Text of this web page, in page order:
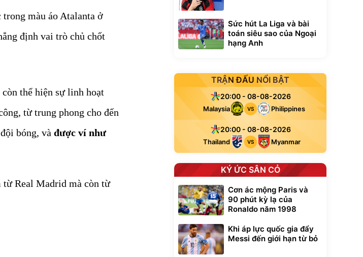
trong màu áo Atalanta ở
định vai trò chủ chốt
còn thể hiện sự linh hoạt
từ trung phong cho đến
bóng, và được ví như
từ Real Madrid mà còn từ
Sức hút La Liga và bài
toán siêu sao của Ngoại
hạng Anh
TRẬN ĐẤU NỔI BẬT
20:00 - 08-08-2026
Malaysia VS Philippines
20:00 - 08-08-2026
Thailand VS Myanmar
KÝ ỨC SÂN CỎ
Cơn ác mộng Paris và
90 phút kỳ lạ của
Ronaldo năm 1998
Khi áp lực quốc gia đẩy
Messi đến giới hạn từ bỏ